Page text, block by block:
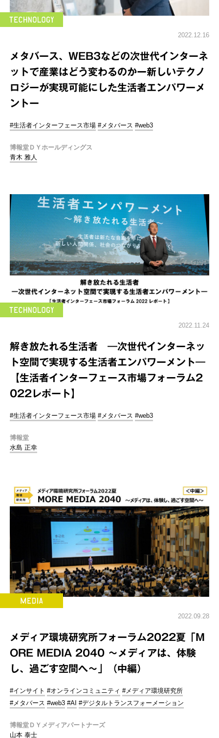
2022.12.16
メタバース、WEB3などの次世代インターネ
ットで産業はどう変わるのかー新しいテクノ
ロジーが実現可能にした生活者エンパワーメ
ントー
#生活者インターフェース市場 #メタバース #web3
博報堂ＤＹホールディングス
青木 雅人
2022.11.24
解き放たれる生活者 ―次世代インターネッ
ト空間で実現する生活者エンパワーメント―
【生活者インターフェース市場フォーラム2
022レポート】
#生活者インターフェース市場 #メタバース #web3
博報堂
水島 正幸
2022.09.28
メディア環境研究所フォーラム2022夏「M
ORE MEDIA 2040 ～メディアは、体験
し、過ごす空間へ～」（中編）
#インサイト #オンラインコミュニティ #メディア環境研究所
#メタバース #web3 #AI #デジタルトランスフォーメーション
博報堂ＤＹメディアパートナーズ
山本 泰士